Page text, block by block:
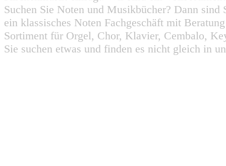
Suchen Sie Noten und Musikbücher? Dann
ein klassisches Noten Fachgeschäft mit
Sortiment für Orgel, Chor, Klavier, Cembalo,
Sie suchen etwas und finden es nicht gleich in